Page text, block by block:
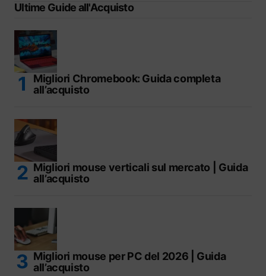
Ultime Guide all'Acquisto
Migliori Chromebook: Guida completa
all’acquisto
Migliori mouse verticali sul mercato | Guida
all’acquisto
Migliori mouse per PC del 2026 | Guida
all’acquisto